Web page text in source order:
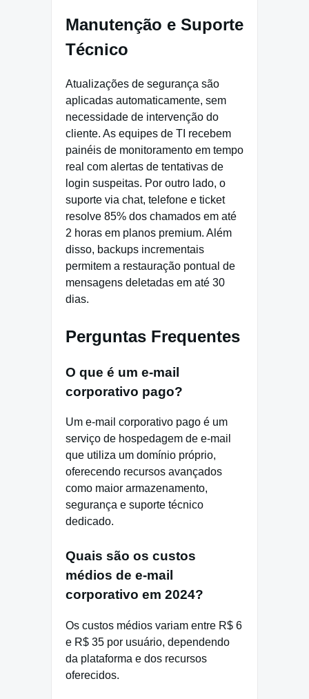
Manutenção e Suporte
Técnico
Atualizações de segurança são
aplicadas automaticamente, sem
necessidade de intervenção do
cliente. As equipes de TI recebem
painéis de monitoramento em tempo
real com alertas de tentativas de
login suspeitas. Por outro lado, o
suporte via chat, telefone e ticket
resolve 85% dos chamados em até
2 horas em planos premium. Além
disso, backups incrementais
permitem a restauração pontual de
mensagens deletadas em até 30
dias.
Perguntas Frequentes
O que é um e-mail
corporativo pago?
Um e-mail corporativo pago é um
serviço de hospedagem de e-mail
que utiliza um domínio próprio,
oferecendo recursos avançados
como maior armazenamento,
segurança e suporte técnico
dedicado.
Quais são os custos
médios de e-mail
corporativo em 2024?
Os custos médios variam entre R$ 6
e R$ 35 por usuário, dependendo
da plataforma e dos recursos
oferecidos.